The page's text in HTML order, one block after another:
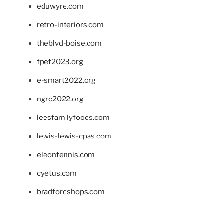
eduwyre.com
retro-interiors.com
theblvd-boise.com
fpet2023.org
e-smart2022.org
ngrc2022.org
leesfamilyfoods.com
lewis-lewis-cpas.com
eleontennis.com
cyetus.com
bradfordshops.com